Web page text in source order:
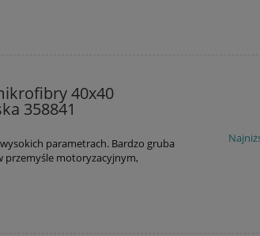
40x40
358841
parametrach. Bardzo gruba
przemyśle motoryzacyjnym,